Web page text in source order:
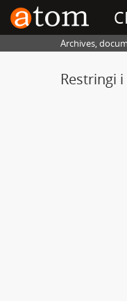
Archives,
Restringi